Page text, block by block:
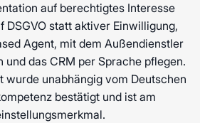
auf berechtigtes Interesse
DSGVO statt aktiver Einwilligung,
Agent, mit dem Außendienstler
das CRM per Sprache pflegen.
wurde unabhängig vom Deutschen
bestätigt und ist am